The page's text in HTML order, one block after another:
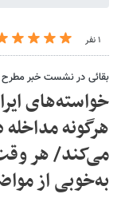
۱ نفر
بقائی در نشست خبر مطرح
خواسته‌های
هرگونه
می‌کند/ هر
به‌خوبی از